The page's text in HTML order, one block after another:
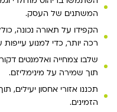
המשתנים של העסק.
הקפידו על תאורה נכונה,
רכה יותר, כדי למנוע
שלבו צמחייה ואלמנטים
תוך שמירה על מינימליזם.
תכננו אזורי אחסון יעילים,
הזמינים.